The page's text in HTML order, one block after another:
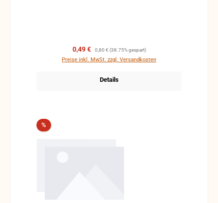
Verkaufspreis:
0,49 € Regulärer Preis:
0,80 € (38.75% gespart)
Preise inkl. MwSt. zzgl. Versandkosten
Details
%Rabatt